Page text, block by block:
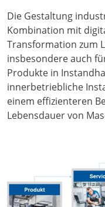
Die Gestaltung
Kombination mit
Transformation zum
insbesondere auch
Produkte in
innerbetriebliche
einem effizienteren
Lebensdauer von